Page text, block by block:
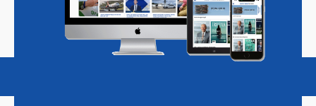
Magazine Podcasts Vacatures